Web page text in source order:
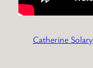
Catherine Solary